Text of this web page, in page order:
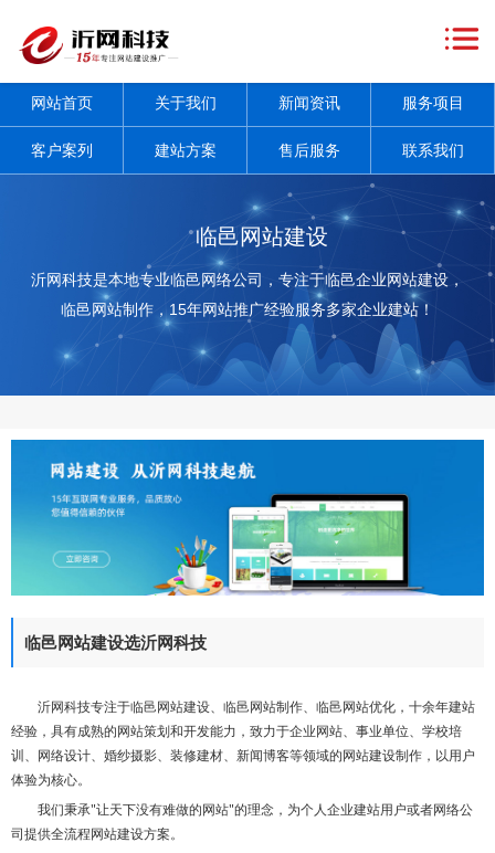
首
页
于
我
新
闻
服
网站首页 关于我们 新闻资讯 服务项目
客户案列 建站方案 售后服务 联系我们
临邑网站建设
沂网科技是本地专业临邑网络公司，专注于临邑企业网站建设，
临邑网站制作，15年网站推广经验服务多家企业建站！
临邑网站建设选沂网科技
沂网科技专注于临邑网站建设、临邑网站制作、临邑网站优化，十余年建站
经验，具有成熟的网站策划和开发能力，致力于企业网站、事业单位、学校培
训、网络设计、婚纱摄影、装修建材、新闻博客等领域的网站建设制作，以用户
体验为核心。
我们秉承"让天下没有难做的网站"的理念，为个人企业建站用户或者网络公
司提供全流程网站建设方案。